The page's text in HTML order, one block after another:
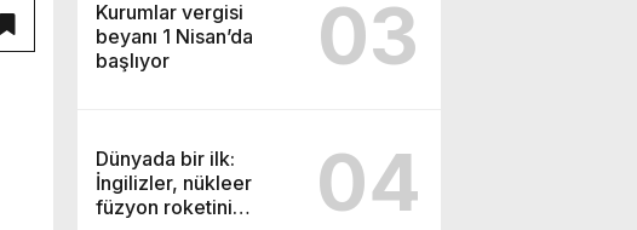
Kurumlar vergisi
beyanı 1 Nisan’da
başlıyor
03
Dünyada bir ilk:
İngilizler, nükleer
füzyon roketini
04